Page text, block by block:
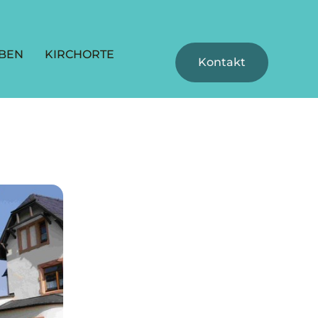
KIRCHORTE
Kontakt